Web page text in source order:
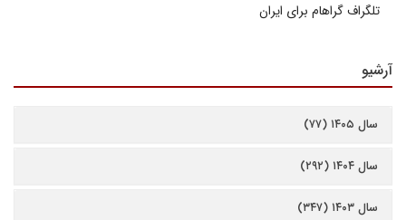
تلگراف گراهام برای ایران
آرشیو
سال ۱۴۰۵ (۷۷)
سال ۱۴۰۴ (۲۹۲)
سال ۱۴۰۳ (۳۴۷)